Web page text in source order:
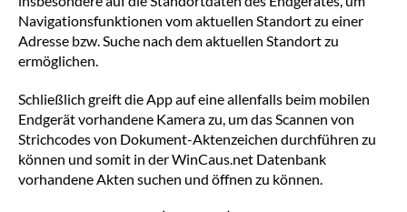
Navigationsfunktionen vom aktuellen Standort zu einer
Adresse bzw. Suche nach dem aktuellen Standort zu
ermöglichen.
Schließlich greift die App auf eine allenfalls beim mobilen
Endgerät vorhandene Kamera zu, um das Scannen von
Strichcodes von Dokument-Aktenzeichen durchführen zu
können und somit in der WinCaus.net Datenbank
vorhandene Akten suchen und öffnen zu können.